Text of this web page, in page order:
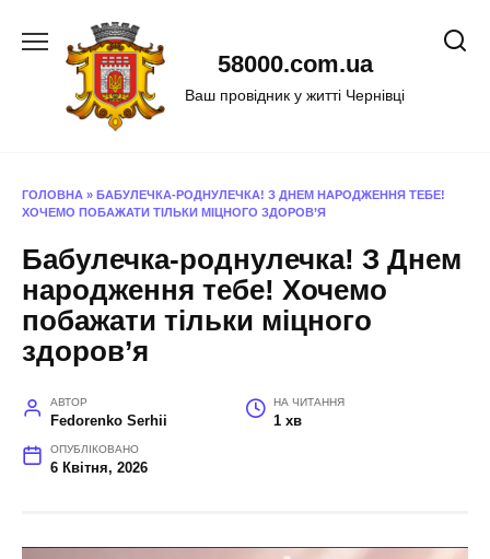
58000.com.ua
Ваш провідник у житті Чернівці
ГОЛОВНА » БАБУЛЕЧКА-РОДНУЛЕЧКА! З ДНЕМ НАРОДЖЕННЯ ТЕБЕ!
ХОЧЕМО ПОБАЖАТИ ТІЛЬКИ МІЦНОГО ЗДОРОВ’Я
Бабулечка-роднулечка! З Днем
народження тебе! Хочемо
побажати тільки міцного
здоров’я
АВТОР
Fedorenko Serhii
НА ЧИТАННЯ
1 хв
ОПУБЛІКОВАНО
6 Квітня, 2026